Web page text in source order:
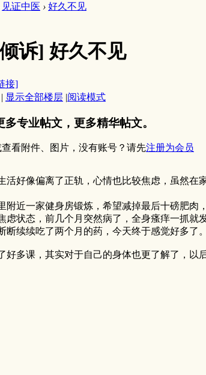
见证中医 › 好久不见
诉] 好久不见
接]
| 显示全部楼层 |阅读模式
专业帖文，更多精华帖文。
看附件、图片，没有账号？请先注册为会员
活好像偏离了正轨，心情也比较焦虑，虽然
附近一家健身房锻炼，希望减掉最后十磅肥
虑状态，前几个月突然病了，全身瘙痒一抓
断续续吃了两个月的药，今天终于感觉好多了。
好多课，其实对于自己的身体也更了解了，以